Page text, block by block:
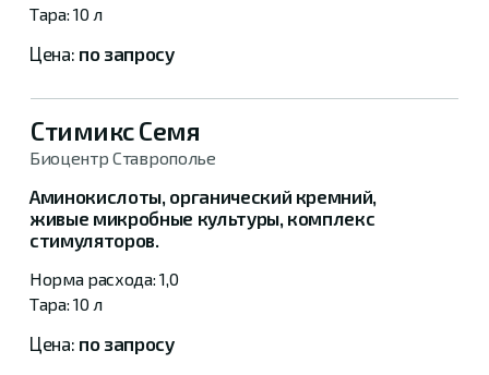
10 л
по запросу
Стимикс Семя
Биоцентр Ставрополье
Аминокислоты, органический кремний,
живые микробные культуры, комплекс
стимуляторов.
1,0
10 л
по запросу